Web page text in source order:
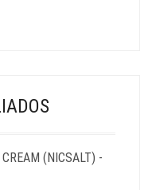
(NICSALT) -